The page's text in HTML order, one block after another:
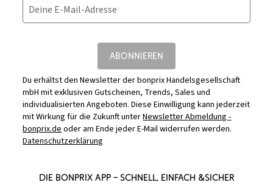
Deine E-Mail-Adresse
ABONNIEREN
Du erhältst den Newsletter der bonprix Handelsgesellschaft
mbH mit exklusiven Gutscheinen, Trends, Sales und
individualisierten Angeboten. Diese Einwilligung kann jederzeit
mit Wirkung für die Zukunft unterNewsletter Abmeldung -
bonprix.deoder am Ende jeder E-Mail widerrufen werden.
Datenschutzerklärung
DIE BONPRIX APP – SCHNELL, EINFACH &SICHER